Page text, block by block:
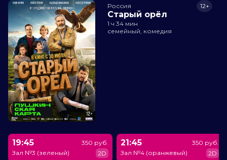
Россия
Старый орёл
12+
1 ч 34 мин
семейный, комедия
19:45
Зал №3 (зеленый)
350 руб.
2D
21:45
Зал №4 (оранжевый)
350 руб.
2D